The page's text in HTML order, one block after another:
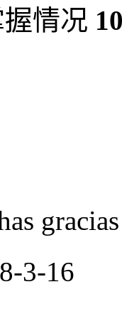
情况
gracias
3-16